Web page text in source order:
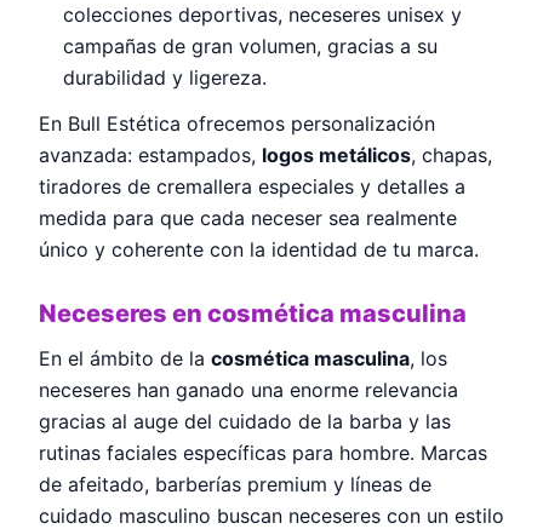
colecciones deportivas, neceseres unisex y
campañas de gran volumen, gracias a su
durabilidad y ligereza.
En Bull Estética ofrecemos personalización
avanzada: estampados, logos metálicos, chapas,
tiradores de cremallera especiales y detalles a
medida para que cada neceser sea realmente
único y coherente con la identidad de tu marca.
Neceseres en cosmética masculina
En el ámbito de la cosmética masculina, los
neceseres han ganado una enorme relevancia
gracias al auge del cuidado de la barba y las
rutinas faciales específicas para hombre. Marcas
de afeitado, barberías premium y líneas de
cuidado masculino buscan neceseres con un estilo